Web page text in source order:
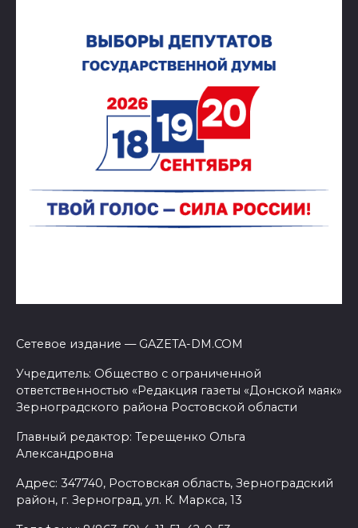
Сетевое издание — GAZETA-DM.COM
Учредитель: Общество с ограниченной
ответственностью «Редакция газеты «Донской маяк»
Зерноградского района Ростовской области
Главный редактор: Терещенко Ольга
Александровна
Адрес: 347740, Ростовская область, Зерноградский
район, г. Зерноград, ул. К. Маркса, 13